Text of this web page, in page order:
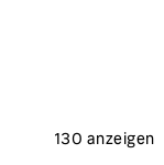
130 anzeigen